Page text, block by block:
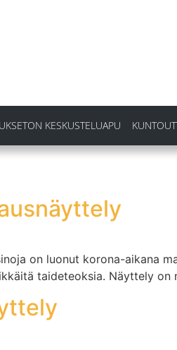
KESKUSTELUAPU
on luonut korona-aikana
taideteoksia. Näyttely on